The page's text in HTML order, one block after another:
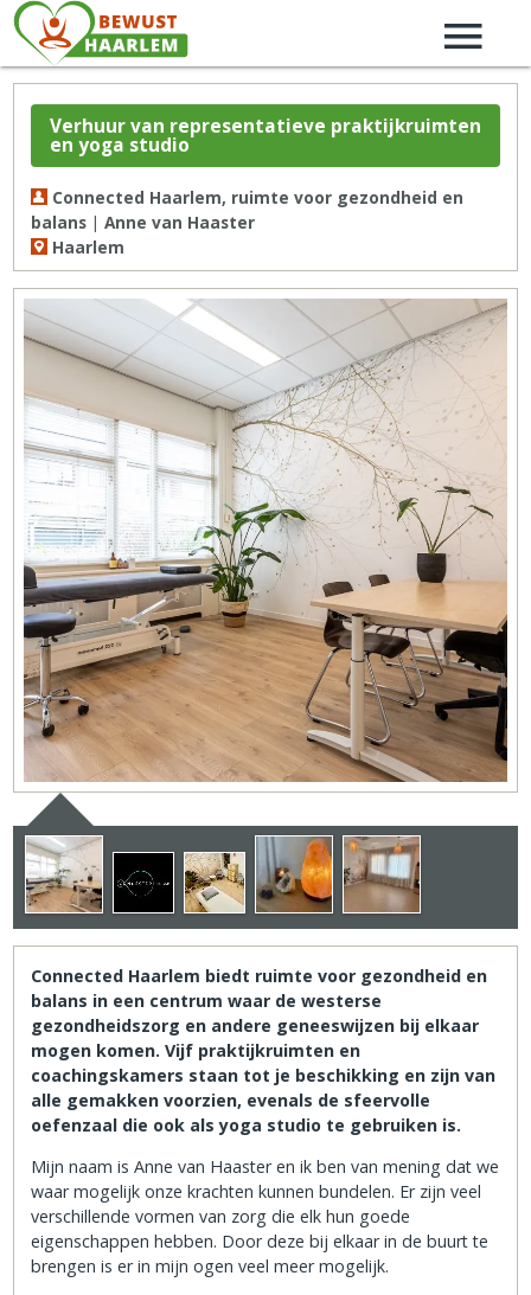
Verhuur van representatieve praktijkruimten
en yoga studio
Connected Haarlem, ruimte voor gezondheid en
balans | Anne van Haaster
Haarlem
Connected Haarlem biedt ruimte voor gezondheid en
balans in een centrum waar de westerse
gezondheidszorg en andere geneeswijzen bij elkaar
mogen komen. Vijf praktijkruimten en
coachingskamers staan tot je beschikking en zijn van
alle gemakken voorzien, evenals de sfeervolle
oefenzaal die ook als yoga studio te gebruiken is.
Mijn naam is Anne van Haaster en ik ben van mening dat we
waar mogelijk onze krachten kunnen bundelen. Er zijn veel
verschillende vormen van zorg die elk hun goede
eigenschappen hebben. Door deze bij elkaar in de buurt te
brengen is er in mijn ogen veel meer mogelijk.